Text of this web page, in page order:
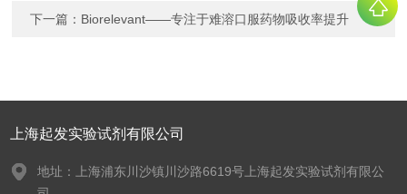
下一篇： Biorelevant——专注于难溶口服药物吸收率提升
上海起发实验试剂有限公司
地址：上海浦东川沙镇川沙路6619号上海起发实验试剂有限公